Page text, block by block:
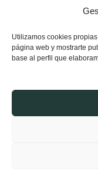
Utilizamos cookies
página web y mostrarte
base al perfil que